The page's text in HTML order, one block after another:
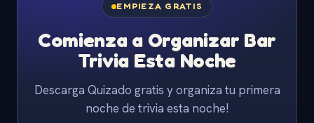
EMPIEZA GRATIS
Comienza a Organizar Bar
Trivia Esta Noche
Descarga Quizado gratis y organiza tu primera
noche de trivia esta noche!